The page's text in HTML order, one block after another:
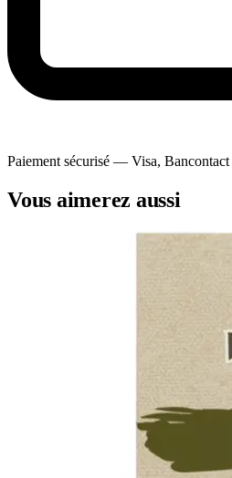
Paiement sécurisé — Visa, Bancontact
Vous aimerez aussi